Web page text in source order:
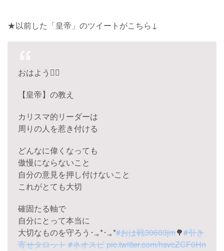
★以前した「皇帝」のツイートがこちら↓
おはよう🧚‍♀️
【皇帝】の教え
カリスマ的リーダーは
周りの人を惹き付ける
どんなに偉くなっても
傲慢にならないこと
自分の意見を押し付けないこと
これがとても大切
確固たる軸で
自分にとって本当に
大切なものを守ろう･.｡*･.｡*#おは戦30603jm🌳#引き
寄せタロット#ネオスピpic.twitter.com/hsvcZCF0Hn